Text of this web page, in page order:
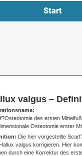
Start
valgus –
des ersten
Osteotomie erster
Die hier vorgestellte
valgus korrigieren. Hier
durch eine Korrektur des